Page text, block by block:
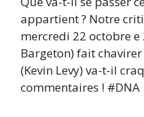
appartient ? Notre
mercredi 22 octobre e
Bargeton) fait chavirer
(Kevin Levy) va-t-il
commentaires ! #DNA